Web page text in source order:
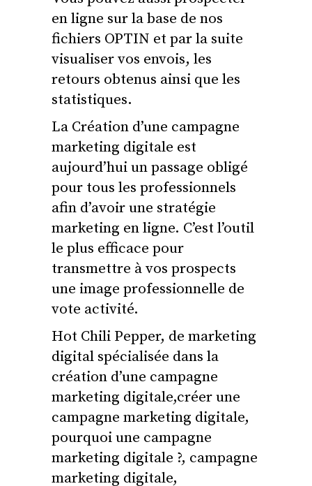
en ligne sur la base de nos
fichiers OPTIN et par la suite
visualiser vos envois, les
retours obtenus ainsi que les
statistiques.
La Création d’une campagne
marketing digitale est
aujourd’hui un passage obligé
pour tous les professionnels
afin d’avoir une stratégie
marketing en ligne. C’est l’outil
le plus efficace pour
transmettre à vos prospects
une image professionnelle de
vote activité.
Hot Chili Pepper, de marketing
digital spécialisée dans la
création d’une campagne
marketing digitale,créer une
campagne marketing digitale,
pourquoi une campagne
marketing digitale ?, campagne
marketing digitale,